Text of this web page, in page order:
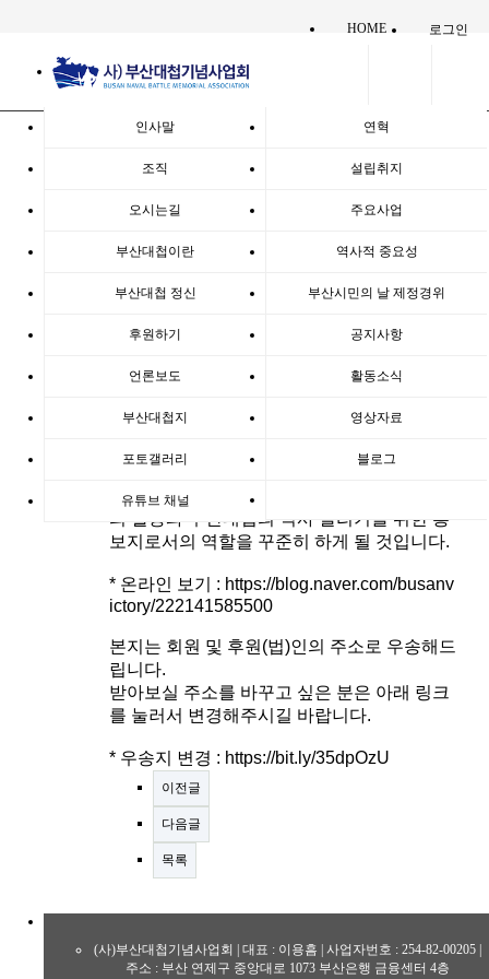
HOME 로그인
인사말 연혁
조직 설립취지
오시는길 주요사업
부산대첩이란 역사적 중요성
부산대첩 정신 부산시민의 날 제정경위
후원하기 공지사항
언론보도 활동소식
부산대첩지 영상자료
포토갤러리 블로그
유튜브 채널
:: 공지사항
페이지 정보
관련링크
[“부산대첩”지 제2호(가을호) 발간]
우리 부산대첩기념사업회의 홍보매거진 “부
2020년 가을호에는 제428주년 부산대첩기념
특집좌담회, 기념식행사, 각계 축하메세지 외
에도 부산대첩 이야기와 기념공원 조성제안
연 2회 발간되는 "부산대첩"지는
의 활동과 부산대첩의 역사 알리기를 위한 홍
보지로서의 역할을 꾸준히 하게 될 것입니다.
* 온라인 보기 : https://blog.naver.com/busanv
ictory/222141585500
본지는 회원 및 후원(법)인의 주소로 우송해드
립니다.
받아보실 주소를 바꾸고 싶은 분은 아래 링크
를 눌러서 변경해주시길 바랍니다.
* 우송지 변경 : https://bit.ly/35dpOzU
이전글
다음글
목록
(사)부산대첩기념사업회 | 대표 : 이용흠 | 사업자번호 : 254-82-00205 |
주소 : 부산 연제구 중앙대로 1073 부산은행 금융센터 4층